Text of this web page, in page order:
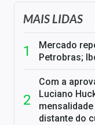
MAIS LIDAS
Mercado
Petrobras;
Com a
Luciano
distante do